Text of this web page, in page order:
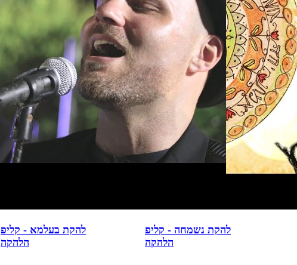
סיני תור - קליפ הלהקה
להקת נשמחה - קליפ
הלהקה
להקת בעלמא - קליפ
הלהקה